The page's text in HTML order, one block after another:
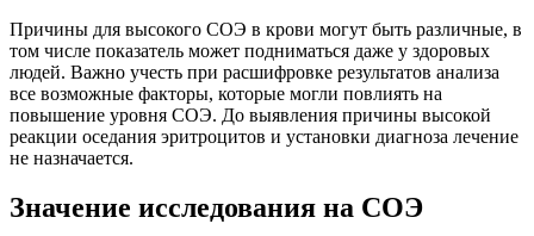
Причины для высокого СОЭ в крови могут быть различные, в
том числе показатель может подниматься даже у здоровых
людей. Важно учесть при расшифровке результатов анализа
все возможные факторы, которые могли повлиять на
повышение уровня СОЭ. До выявления причины высокой
реакции оседания эритроцитов и установки диагноза лечение
не назначается.
Значение исследования на СОЭ